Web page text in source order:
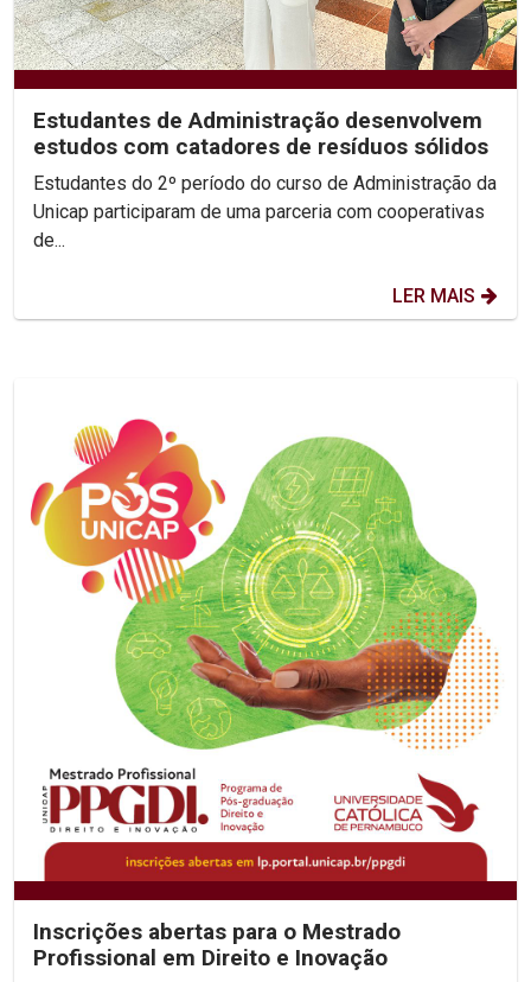
Estudantes de Administração desenvolvem
estudos com catadores de resíduos sólidos
Estudantes do 2º período do curso de Administração da
Unicap participaram de uma parceria com cooperativas
de...
LER MAIS
Inscrições abertas para o Mestrado
Profissional em Direito e Inovação